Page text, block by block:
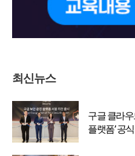
최신뉴스
구글 클라우
플랫폼’ 공